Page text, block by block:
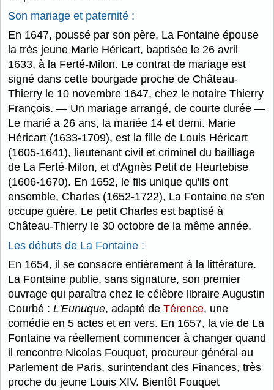
Son mariage et paternité :
En 1647, poussé par son père, La Fontaine épouse
la très jeune Marie Héricart, baptisée le 26 avril
1633, à la Ferté-Milon. Le contrat de mariage est
signé dans cette bourgade proche de Château-
Thierry le 10 novembre 1647, chez le notaire Thierry
François. — Un mariage arrangé, de courte durée —
Le marié a 26 ans, la mariée 14 et demi. Marie
Héricart (1633-1709), est la fille de Louis Héricart
(1605-1641), lieutenant civil et criminel du bailliage
de La Ferté-Milon, et d'Agnès Petit de Heurtebise
(1606-1670). En 1652, le fils unique qu'ils ont
ensemble, Charles (1652-1722), La Fontaine ne s'en
occupe guère. Le petit Charles est baptisé à
Château-Thierry le 30 octobre de la même année.
Les débuts de La Fontaine :
En 1654, il se consacre entièrement à la littérature.
La Fontaine publie, sans signature, son premier
ouvrage qui paraîtra chez le célèbre libraire Augustin
Courbé : L'Eunuque, adapté de Térence, une
comédie en 5 actes et en vers. En 1657, la vie de La
Fontaine va réellement commencer à changer quand
il rencontre Nicolas Fouquet, procureur général au
Parlement de Paris, surintendant des Finances, très
proche du jeune Louis XIV. Bientôt Fouquet